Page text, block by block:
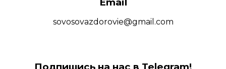
sovosovazdorovie@gmail.com